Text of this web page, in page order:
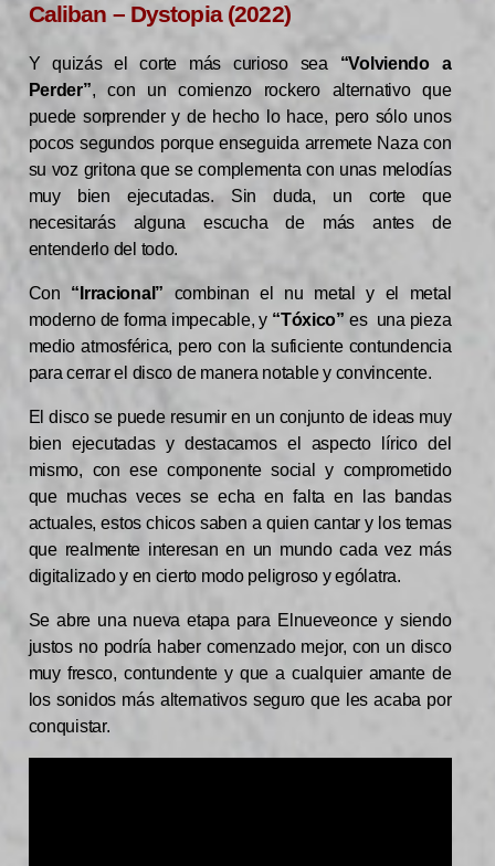
Caliban – Dystopia (2022)
Y quizás el corte más curioso sea “Volviendo a
Perder”, con un comienzo rockero alternativo que
puede sorprender y de hecho lo hace, pero sólo unos
pocos segundos porque enseguida arremete Naza con
su voz gritona que se complementa con unas melodías
muy bien ejecutadas. Sin duda, un corte que
necesitarás alguna escucha de más antes de
entenderlo del todo.
Con “Irracional” combinan el nu metal y el metal
moderno de forma impecable, y “Tóxico” es una pieza
medio atmosférica, pero con la suficiente contundencia
para cerrar el disco de manera notable y convincente.
El disco se puede resumir en un conjunto de ideas muy
bien ejecutadas y destacamos el aspecto lírico del
mismo, con ese componente social y comprometido
que muchas veces se echa en falta en las bandas
actuales, estos chicos saben a quien cantar y los temas
que realmente interesan en un mundo cada vez más
digitalizado y en cierto modo peligroso y ególatra.
Se abre una nueva etapa para Elnueveonce y siendo
justos no podría haber comenzado mejor, con un disco
muy fresco, contundente y que a cualquier amante de
los sonidos más alternativos seguro que les acaba por
conquistar.